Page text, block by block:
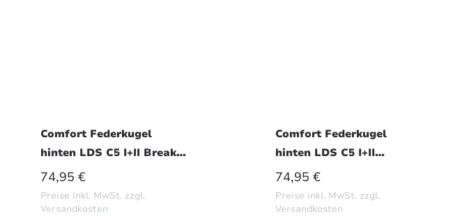
Comfort Federkugel
hinten LDS C5 I+II Break
Hydractive 3 Plus Sport
REGULÄRER PREIS:
74,95 €
Preise inkl. MwSt. zzgl.
Versandkosten
Comfort Federkugel
hinten LDS C5 I+II
Limousine Hydractive 3
REGULÄRER PREIS:
74,95 €
Preise inkl. MwSt. zzgl.
Versandkosten